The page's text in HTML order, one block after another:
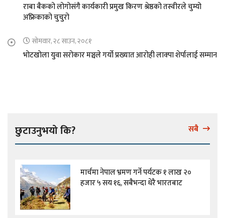
राबा बैकको लोगोसंगै कार्यकारी प्रमुख किरण श्रेष्ठको तस्वीरले चुम्यो
अफ्रिकाको चुचुरो
सोमवार, २८ साउन, २०८१
भोटखोला युवा सरोकार मञ्चले गर्यो प्रख्यात आरोही लाक्पा शेर्पालाई सम्मान
छुटाउनुभयो कि? सबै
मार्चमा नेपाल भ्रमण गर्ने पर्यटक १ लाख २०
हजार ५ सय १६, सबैभन्दा धेरै भारतबाट